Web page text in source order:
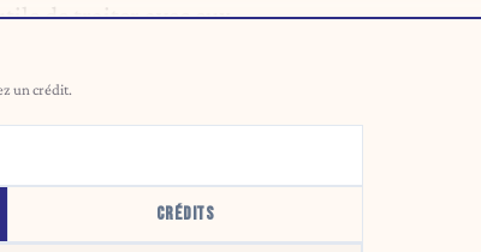
de traiter avec eux.
un crédit.
CRÉDITS